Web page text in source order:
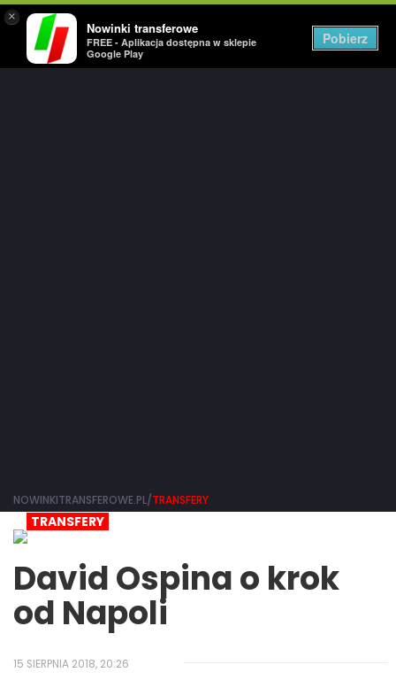
×
Nowinki transferowe
FREE - Aplikacja dostępna w sklepie
Google Play
Pobierz
NOWINKITRANSFEROWE.PL/TRANSFERY
TRANSFERY
David Ospina o krok
od Napoli
15 SIERPNIA 2018, 20:26